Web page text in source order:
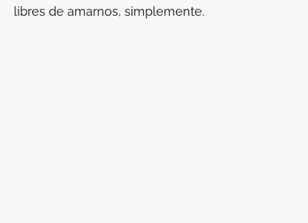
libres de amarnos, simplemente.